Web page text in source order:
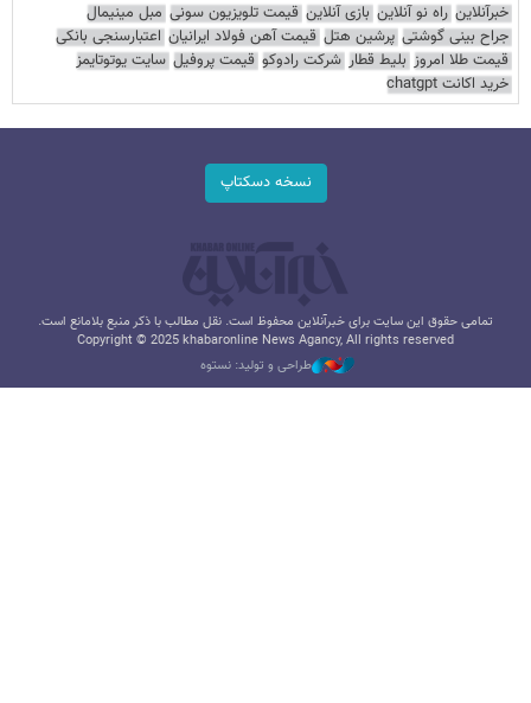
خبرآنلاین راه نو آنلاین بازی آنلاین قیمت تلویزیون سونی مبل مینیمال
جراح بینی گوشتی پرشین هتل قیمت آهن فولاد ایرانیان اعتبارسنجی بانکی
قیمت طلا امروز بلیط قطار شرکت رادوکو قیمت پروفیل سایت یوتوتایمز
خرید اکانت chatgpt
نسخه دسکتاپ
تمامی حقوق این سایت برای خبرآنلاین محفوظ است. نقل مطالب با ذکر منبع بلامانع است.
Copyright © 2025 khabaronline News Agancy, All rights reserved
طراحی و تولید: نستوه